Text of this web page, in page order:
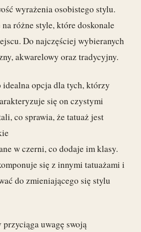
wyrażenia osobistego stylu.
różne style, które doskonale
Do najczęściej wybieranych
akwarelowy oraz tradycyjny.
idealna opcja dla tych, którzy
się on czystymi
co sprawia, że tatuaż jest
w czerni, co dodaje im klasy.
się z innymi tatuażami i
do zmieniającego się stylu
przyciąga uwagę swoją